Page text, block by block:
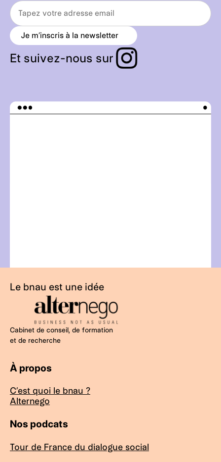
Je m’inscris à la newsletter
r
r
o
w
h
Et suivez-nous sur
Le bnau est une idée
Cabinet de conseil, de formation
et de recherche
À propos
C’est quoi le bnau ?
Alternego
Nos podcats
Tour de France du dialogue social